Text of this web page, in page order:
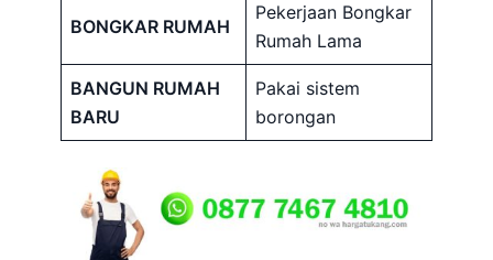
BONGKAR RUMAH
Pekerjaan Bongkar
Rumah Lama
BANGUN RUMAH
BARU
Pakai sistem
borongan